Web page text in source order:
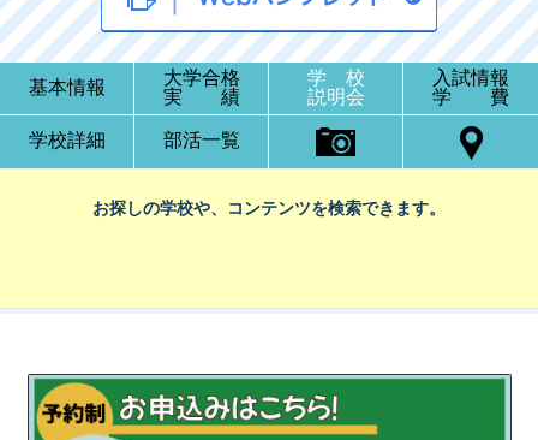
基本情報
大学合格
実 績
学 校
説明会
入試情報
学 費
学校詳細 部活一覧
お探しの学校や、コンテンツを検索できます。